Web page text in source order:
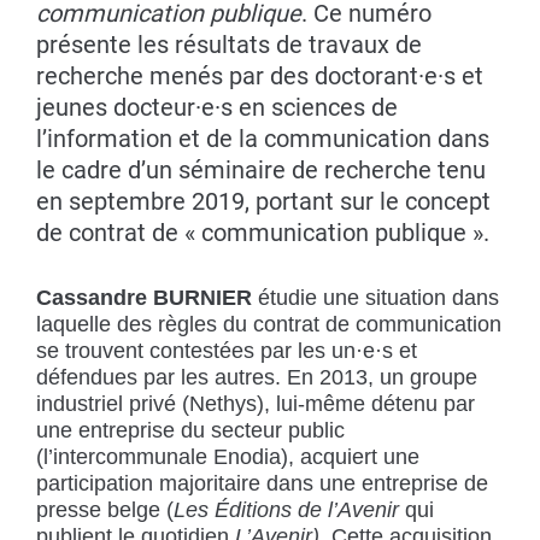
communication publique. Ce numéro
présente les résultats de travaux de
recherche menés par des doctorant·e·s et
jeunes docteur·e·s en sciences de
l’information et de la communication dans
le cadre d’un séminaire de recherche tenu
en septembre 2019, portant sur le concept
de contrat de « communication publique ».
Cassandre BURNIER étudie une situation dans
laquelle des règles du contrat de communication
se trouvent contestées par les un·e·s et
défendues par les autres. En 2013, un groupe
industriel privé (Nethys), lui-même détenu par
une entreprise du secteur public
(l’intercommunale Enodia), acquiert une
participation majoritaire dans une entreprise de
presse belge (Les Éditions de l’Avenir qui